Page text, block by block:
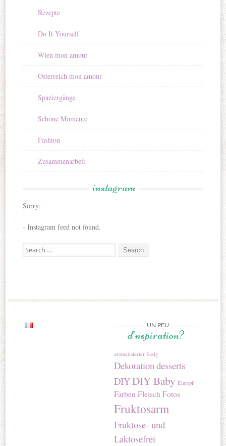
Rezepte
Do It Yourself
Wien mon amour
Österreich mon amour
Spaziergänge
Schöne Momente
Fashion
Zusammenarbeit
instagram
Sorry:
- Instagram feed not found.
Search for:
UN PEU
d’nspiration?
aromatisierter Essig
Dekorationdesserts
DIYDIY Baby Eintopf
Farben Fleisch Fotos
Fruktosarm
Fruktose- und
Laktosefrei